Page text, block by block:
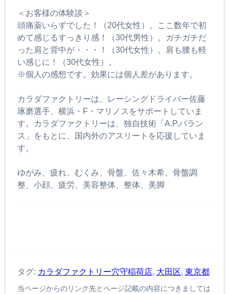
＜お客様の体験談＞
頭痛薬いらずでした！（20代女性）。ここ数年で初
めて感じるすっきり感！（30代男性）。ガチガチだ
った肩と背中が・・・！（30代女性）。肩も腰も軽
い感じに！（30代女性）。
※個人の感想です。効果には個人差があります。
カラダファクトリーは、レーシングドライバー佐藤
琢磨選手、横浜・F・マリノスをサポートしていま
す。カラダファクトリーは、独自技術「A.P.バラン
ス」をもとに、国内外のアスリートを応援していま
す。
ゆがみ、疲れ、むくみ、骨盤、佐々木希、骨盤調
整、小顔、疲労、美容整体、整体、美脚
タグ: カラダファクトリー穴守稲荷店, 大田区, 東京都
当ページからのリンク先とページ記載の内容につきましては